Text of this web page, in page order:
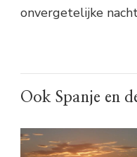
onvergetelijke
Ook Spanje en